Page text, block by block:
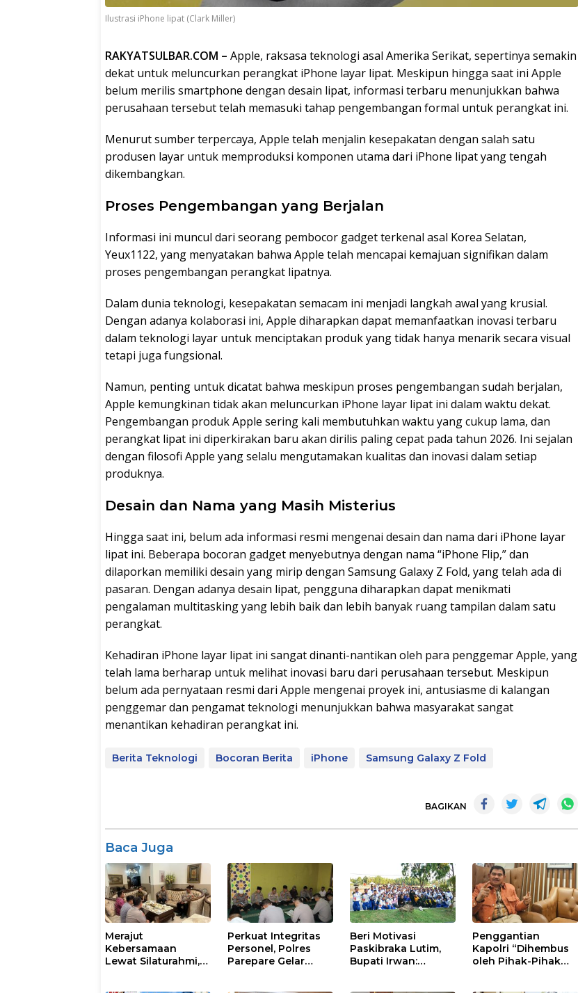
Ilustrasi iPhone lipat (Clark Miller)
RAKYATSULBAR.COM – Apple, raksasa teknologi asal Amerika Serikat, sepertinya semakin
dekat untuk meluncurkan perangkat iPhone layar lipat. Meskipun hingga saat ini Apple
belum merilis smartphone dengan desain lipat, informasi terbaru menunjukkan bahwa
perusahaan tersebut telah memasuki tahap pengembangan formal untuk perangkat ini.
Menurut sumber terpercaya, Apple telah menjalin kesepakatan dengan salah satu
produsen layar untuk memproduksi komponen utama dari iPhone lipat yang tengah
dikembangkan.
Proses Pengembangan yang Berjalan
Informasi ini muncul dari seorang pembocor gadget terkenal asal Korea Selatan,
Yeux1122, yang menyatakan bahwa Apple telah mencapai kemajuan signifikan dalam
proses pengembangan perangkat lipatnya.
Dalam dunia teknologi, kesepakatan semacam ini menjadi langkah awal yang krusial.
Dengan adanya kolaborasi ini, Apple diharapkan dapat memanfaatkan inovasi terbaru
dalam teknologi layar untuk menciptakan produk yang tidak hanya menarik secara visual
tetapi juga fungsional.
Namun, penting untuk dicatat bahwa meskipun proses pengembangan sudah berjalan,
Apple kemungkinan tidak akan meluncurkan iPhone layar lipat ini dalam waktu dekat.
Pengembangan produk Apple sering kali membutuhkan waktu yang cukup lama, dan
perangkat lipat ini diperkirakan baru akan dirilis paling cepat pada tahun 2026. Ini sejalan
dengan filosofi Apple yang selalu mengutamakan kualitas dan inovasi dalam setiap
produknya.
Desain dan Nama yang Masih Misterius
Hingga saat ini, belum ada informasi resmi mengenai desain dan nama dari iPhone layar
lipat ini. Beberapa bocoran gadget menyebutnya dengan nama “iPhone Flip,” dan
dilaporkan memiliki desain yang mirip dengan Samsung Galaxy Z Fold, yang telah ada di
pasaran. Dengan adanya desain lipat, pengguna diharapkan dapat menikmati
pengalaman multitasking yang lebih baik dan lebih banyak ruang tampilan dalam satu
perangkat.
Kehadiran iPhone layar lipat ini sangat dinanti-nantikan oleh para penggemar Apple, yang
telah lama berharap untuk melihat inovasi baru dari perusahaan tersebut. Meskipun
belum ada pernyataan resmi dari Apple mengenai proyek ini, antusiasme di kalangan
penggemar dan pengamat teknologi menunjukkan bahwa masyarakat sangat
menantikan kehadiran perangkat ini.
Berita Teknologi Bocoran Berita iPhone Samsung Galaxy Z Fold
BAGIKAN
Baca Juga
Merajut
Kebersamaan
Lewat Silaturahmi,
Perkuat Integritas
Personel, Polres
Parepare Gelar
Beri Motivasi
Paskibraka Lutim,
Bupati Irwan:
Penggantian
Kapolri “Dihembus
oleh Pihak-Pihak